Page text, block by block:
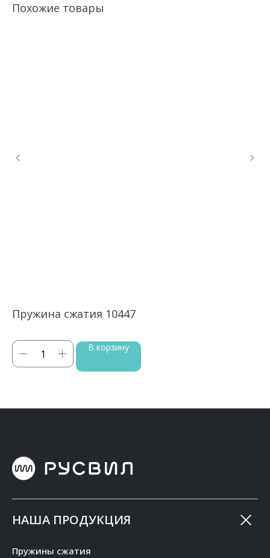
Похожие товары
Пружина сжатия 10447
В корзину
НАША ПРОДУКЦИЯ
Пружины сжатия